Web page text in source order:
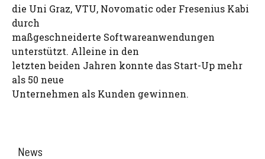
die Uni Graz, VTU, Novomatic oder Fresenius Kabi
durch
maßgeschneiderte Softwareanwendungen
unterstützt. Alleine in den
letzten beiden Jahren konnte das Start-Up mehr
als 50 neue
Unternehmen als Kunden gewinnen.
News